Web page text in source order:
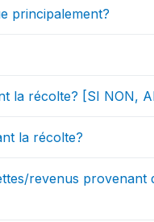
principalement?
la récolte? [SI NON,
la récolte?
revenus provenant